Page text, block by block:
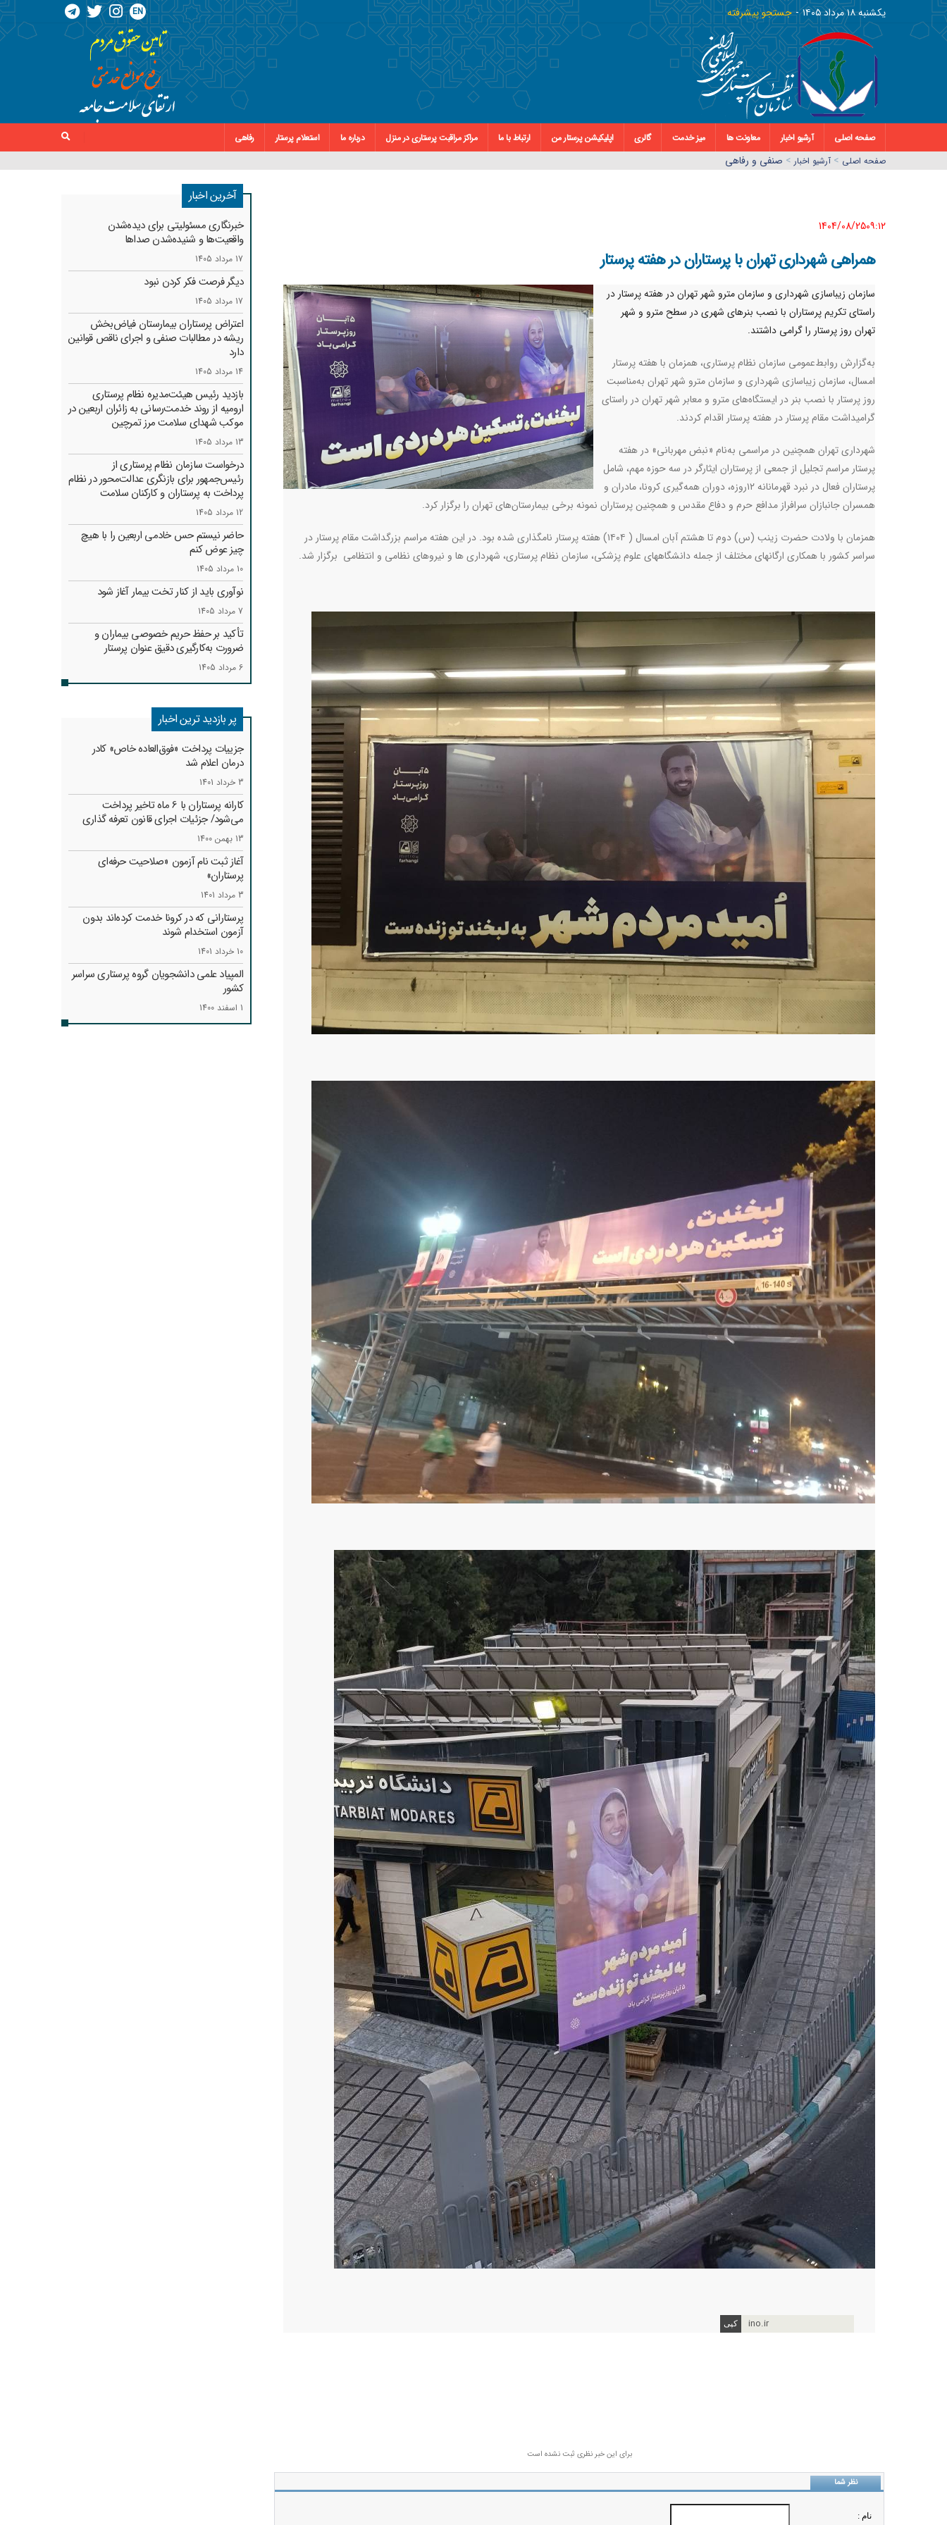
يکشنبه ١٨ مرداد ١٤٠٥ جستجو پیشرفته EN
صفحه اصلی آرشیو اخبار معاونت ها میز خدمت گالری اپلیکیشن پرستار من ارتباط با ما مراکز مراقبت پرستاری در منزل درباره ما استعلام پرستار
رفاهی
صفحه اصلي > آرشیو اخبار > صنفی و رفاهی
1404/08/25٠٩:١٢
همراهی شهرداری تهران با پرستاران در هفته پرستار
سازمان زیباسازی شهرداری و سازمان مترو شهر تهران در هفته پرستار در
راستای تکریم پرستاران با نصب بنرهای شهری در سطح مترو و شهر
تهران روز پرستار را گرامی داشتند.
به‌گزارش روابط‌عمومی سازمان نظام پرستاری، همزمان با هفته پرستار
امسال، سازمان زیباسازی شهرداری و سازمان مترو شهر تهران به‌مناسبت
روز پرستار با نصب بنر در ایستگاه‌های مترو و معابر شهر تهران در راستای
گرامیداشت مقام پرستار در هفته پرستار اقدام کردند.
شهرداری تهران همچنین در مراسمی به‌نام «نبض مهربانی» در هفته
پرستار مراسم تجلیل از جمعی از پرستاران ایثارگر در سه حوزه‌ مهم، شامل
پرستاران فعال در نبرد قهرمانانه ۱۲روزه، دوران همه‌گیری کرونا، مادران و
همسران جانبازان سرافراز مدافع حرم و دفاع مقدس و همچنین پرستاران نمونه برخی بیمارستان‌های تهران را برگزار کرد.
همزمان با ولادت حضرت زینب (س) دوم تا هشتم آبان امسال ( ۱۴۰۴) هفته پرستار نامگذاری شده بود. در این هفته مراسم بزرگداشت مقام پرستار در
سراسر کشور با همکاری ارگانهای مختلف از جمله دانشگاههای علوم پزشکی، سازمان نظام پرستاری، شهرداری ها و نیروهای نظامی و انتظامی برگزار شد.
ino.ir
برای این خبر نظری ثبت نشده است
نظر شما
نام :
آخرین اخبار
خبرنگاری مسئولیتی برای دیده‌شدن
واقعیت‌ها و شنیده‌شدن صداها
17 مرداد 1405
دیگر فرصت فکر کردن نبود
17 مرداد 1405
اعتراض پرستاران بیمارستان فیاض‌بخش
ریشه در مطالبات صنفی و اجرای ناقص قوانین
دارد
14 مرداد 1405
بازدید رئیس هیئت‌مدیره نظام پرستاری
ارومیه از روند خدمت‌رسانی به زائران اربعین در
موکب شهدای سلامت مرز تمرچین
13 مرداد 1405
درخواست سازمان نظام پرستاری از
رئیس‌جمهور برای بازنگری عدالت‌محور در نظام
پرداخت به پرستاران و کارکنان سلامت
12 مرداد 1405
حاضر نیستم حس خادمی اربعین را با هیچ
چیز عوض کنم
10 مرداد 1405
نوآوری باید از کنار تخت بیمار آغاز شود
7 مرداد 1405
تأکید بر حفظ حریم خصوصی بیماران و
ضرورت به‌کارگیری دقیق عنوان پرستار
6 مرداد 1405
پر بازدید ترین اخبار
جزییات پرداخت «فوق‌العاده خاص» کادر
درمان اعلام شد
3 خرداد 1401
کارانه‌ پرستاران با 6 ماه تاخیر پرداخت
می‌شود/ جزئیات اجرای قانون تعرفه گذاری
13 بهمن 1400
آغاز ثبت نام آزمون «صلاحیت حرفه‌ای
پرستاران»
3 مرداد 1401
پرستارانی که در کرونا خدمت کرد‌ه‌اند بدون
آزمون استخدام شوند
10 خرداد 1401
المپیاد علمی دانشجویان گروه پرستاری سراسر
کشور
1 اسفند 1400